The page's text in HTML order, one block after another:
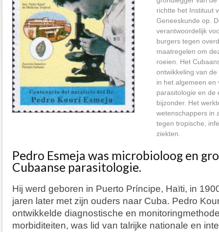
richtte het Instituut
Geneeskunde op.
verantwoordelijk
burgers tegen
maatregelen om
roeien. Het
ontwikkeling van
in het algemeen en
parasitologie en de
bijzonder. Het
wetenschappers in
tegen tropische,
ziekten.
Pedro Esmeja was microbioloog en
Cubaanse parasitologie.
Hij werd geboren in Puerto Príncipe, Haïti, in
jaren later met zijn ouders naar Cuba. Pedro
ontwikkelde diagnostische en
morbiditeiten, was lid van talrijke nationale en